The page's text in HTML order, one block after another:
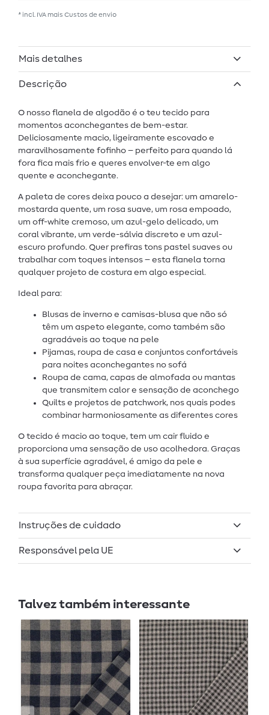
* incl. IVA mais Custos de envio
Mais detalhes
Descrição
O nosso flanela de algodão é o teu tecido para
momentos aconchegantes de bem-estar.
Deliciosamente macio, ligeiramente escovado e
maravilhosamente fofinho – perfeito para quando lá
fora fica mais frio e queres envolver-te em algo
quente e aconchegante.
A paleta de cores deixa pouco a desejar: um amarelo-
mostarda quente, um rosa suave, um rosa empoado,
um off-white cremoso, um azul-gelo delicado, um
coral vibrante, um verde-sálvia discreto e um azul-
escuro profundo. Quer prefiras tons pastel suaves ou
trabalhar com toques intensos – esta flanela torna
qualquer projeto de costura em algo especial.
Ideal para:
Blusas de inverno e camisas-blusa que não só
têm um aspeto elegante, como também são
agradáveis ao toque na pele
Pijamas, roupa de casa e conjuntos confortáveis
para noites aconchegantes no sofá
Roupa de cama, capas de almofada ou mantas
que transmitem calor e sensação de aconchego
Quilts e projetos de patchwork, nos quais podes
combinar harmoniosamente as diferentes cores
O tecido é macio ao toque, tem um cair fluido e
proporciona uma sensação de uso acolhedora. Graças
à sua superfície agradável, é amigo da pele e
transforma qualquer peça imediatamente na nova
roupa favorita para abraçar.
Instruções de cuidado
Responsável pela UE
Talvez também interessante